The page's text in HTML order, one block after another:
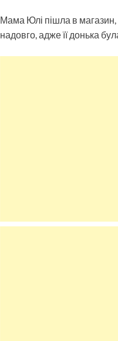
Мама Юлі пішла в магазин,
надовго, адже її донька